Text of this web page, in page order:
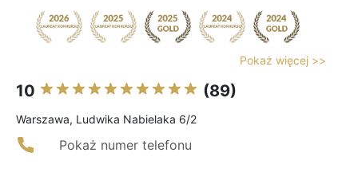
Pokaż więcej >>
10 (89)
Warszawa, Ludwika Nabielaka 6/2
Pokaż numer telefonu